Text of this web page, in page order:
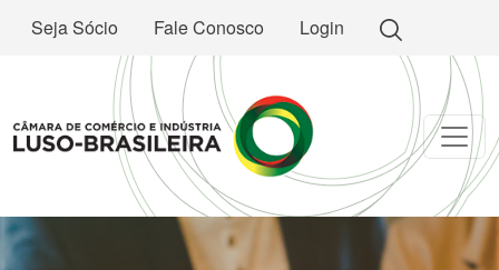
Seja Sócio Fale Conosco Login